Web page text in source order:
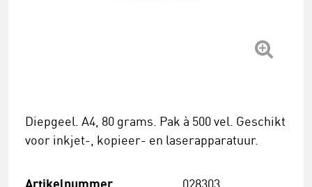
Diepgeel. A4, 80 grams. Pak à 500 vel. Geschikt
voor inkjet-, kopieer- en laserapparatuur.
028303